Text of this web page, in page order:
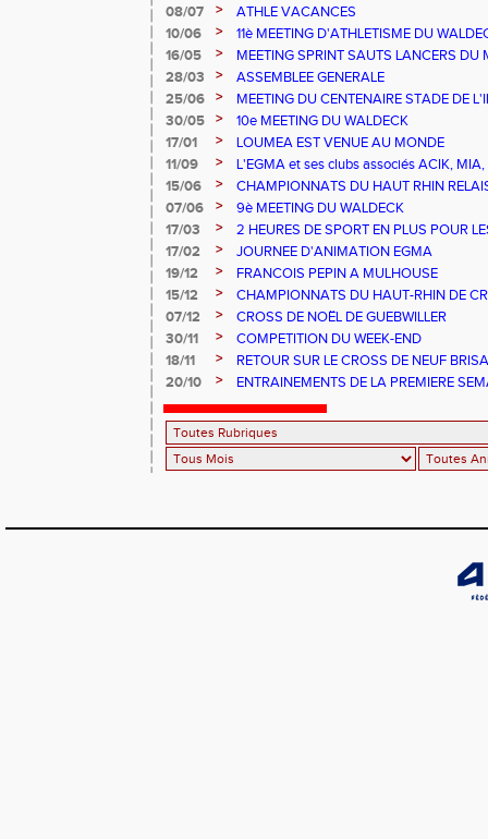
08/07
>
ATHLE VACANCES
10/06
>
11è MEETING D'ATHLETISME DU
16/05
>
MEETING SPRINT SAUTS LANCERS DU
28/03
>
ASSEMBLEE GENERALE
25/06
>
MEETING DU CENTENAIRE STADE DE
30/05
>
10e MEETING DU WALDECK
17/01
>
LOUMEA EST VENUE AU MONDE
11/09
>
L'EGMA et ses clubs associés ACIK,
EXPLOR'ASSO
15/06 >
CHAMPIONNATS DU HAUT RHIN
07/06
>
9è MEETING DU WALDECK
17/03
>
2 HEURES DE SPORT EN PLUS POUR
17/02
>
JOURNEE D'ANIMATION EGMA
19/12
>
FRANCOIS PEPIN A MULHOUSE
15/12
>
CHAMPIONNATS DU HAUT-RHIN DE
07/12
>
CROSS DE NOËL DE GUEBWILLER
30/11
>
COMPETITION DU WEEK-END
18/11
>
RETOUR SUR LE CROSS DE NEUF
20/10
>
ENTRAINEMENTS DE LA PREMIERE